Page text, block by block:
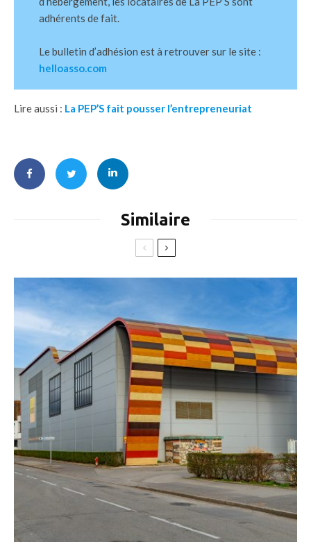
adhérents de fait.
Le bulletin d’adhésion est à retrouver sur le site :
helloasso.com
Lire aussi : La PEP’S fait pousser l’entrepreneuriat
Similaire